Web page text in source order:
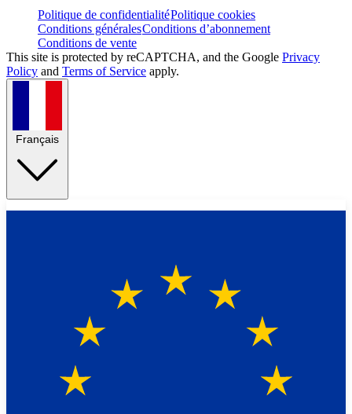
Politique de confidentialitéPolitique cookies
Conditions généralesConditions d’abonnement
Conditions de vente
This site is protected by reCAPTCHA, and the Google Privacy
Policy and Terms of Service apply.
Français